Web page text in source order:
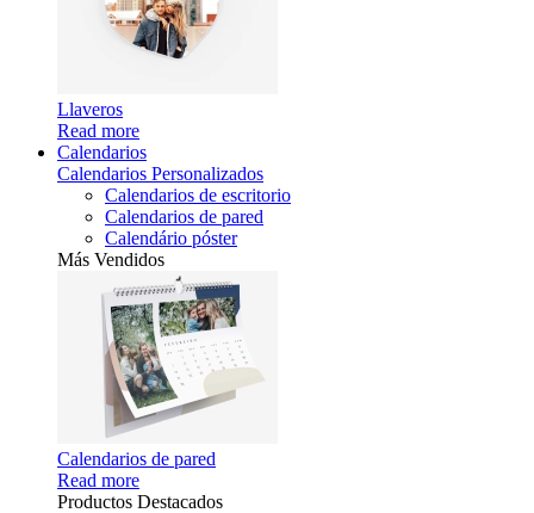
Llaveros
Read more
Calendarios
Calendarios Personalizados
Calendarios de escritorio
Calendarios de pared
Calendário póster
Más Vendidos
Calendarios de pared
Read more
Productos Destacados